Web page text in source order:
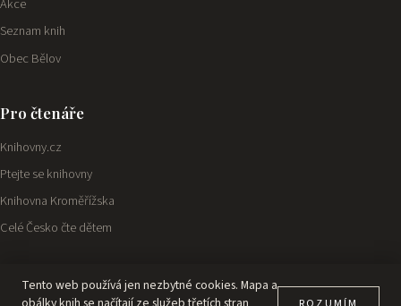
Akce
Seznam knih
Obec Bělov
Pro čtenáře
Knihovny.cz
Ptejte se knihovny
Knihovna Kroměřížska
Celé Česko čte dětem
© 2026 Obecní knihovna BělovProhlášení o přístupnosti Ochrana osobních údajů
Tento web používá jen nezbytné cookies. Mapa a